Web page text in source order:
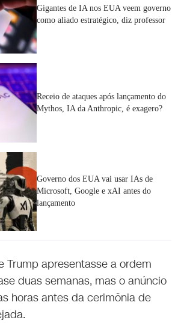
Gigantes de IA nos EUA veem governo
como aliado estratégico, diz professor
Receio de ataques após lançamento do
Mythos, IA da Anthropic, é exagero?
Governo dos EUA vai usar IAs de
Microsoft, Google e xAI antes do
lançamento
Trump apresentasse a ordem
duas semanas, mas o anúncio
horas antes da cerimônia de